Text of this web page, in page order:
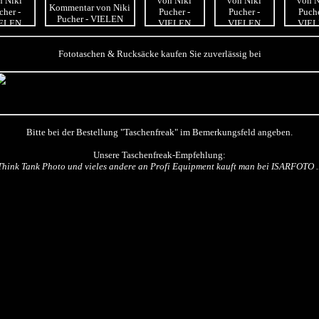
Fototaschen & Rucksäcke kaufen Sie zuverlässig bei
Bitte bei der Bestellung "Taschenfreak" im Bemerkungsfeld angeben.
Unsere Taschenfreak-Empfehlung:
Tank Photo und vieles andere an Profi Equipment kauft man bei ISARFOTO